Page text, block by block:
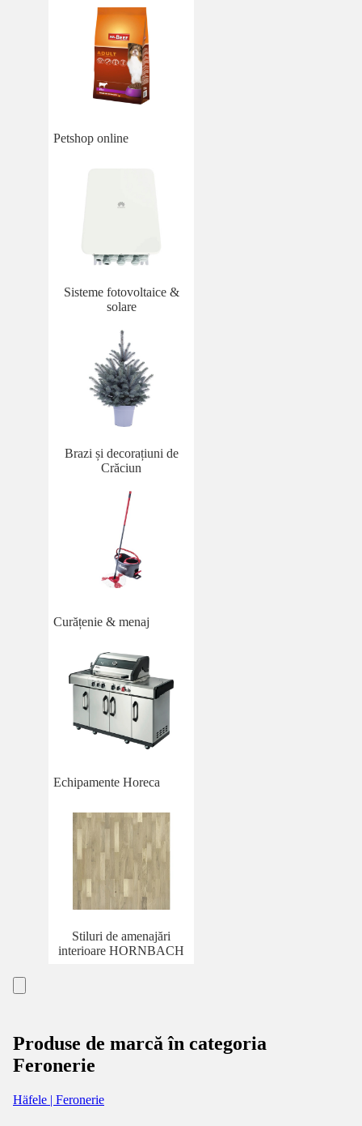
Petshop online
Sisteme fotovoltaice &
solare
Brazi și decorațiuni de
Crăciun
Curățenie & menaj
Echipamente Horeca
Stiluri de amenajări
interioare HORNBACH
Produse de marcă în categoria
Feronerie
Häfele | Feronerie